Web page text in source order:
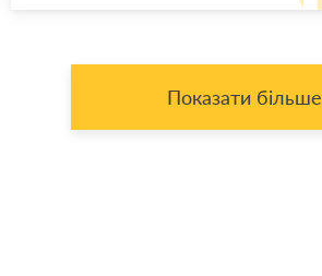
Показати більше